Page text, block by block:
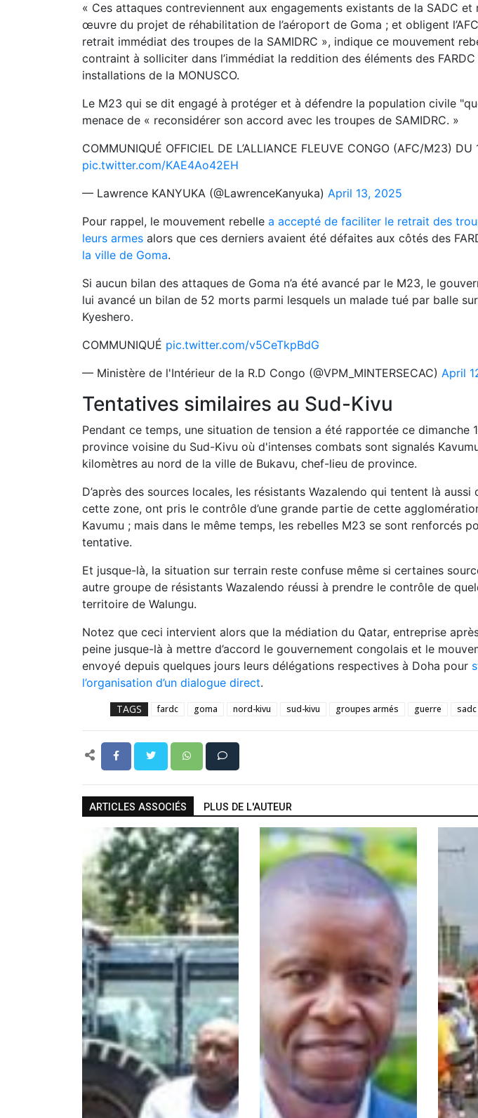
« Ces attaques contreviennent aux engagements existants de la SADC et
œuvre du projet de réhabilitation de l’aéroport de Goma ; et obligent
retrait immédiat des troupes de la SAMIDRC », indique ce mouvement
contraint à solliciter dans l’immédiat la reddition des éléments des
installations de la MONUSCO.
Le M23 qui se dit engagé à protéger et à défendre la population civile
menace de « reconsidérer son accord avec les troupes de SAMIDRC. »
COMMUNIQUÉ OFFICIEL DE L’ALLIANCE FLEUVE CONGO (AFC/M23)
pic.twitter.com/KAE4Ao42EH
— Lawrence KANYUKA (@LawrenceKanyuka) April 13, 2025
Pour rappel, le mouvement rebelle a accepté de faciliter le retrait des
leurs armes alors que ces derniers avaient été défaites aux côtés des
la ville de Goma.
Si aucun bilan des attaques de Goma n’a été avancé par le M23, le
lui avancé un bilan de 52 morts parmi lesquels un malade tué par balle
Kyeshero.
COMMUNIQUÉ pic.twitter.com/v5CeTkpBdG
— Ministère de l'Intérieur de la R.D Congo (@VPM_MINTERSECAC) April
Tentatives similaires au Sud-Kivu
Pendant ce temps, une situation de tension a été rapportée ce dimanche
province voisine du Sud-Kivu où d'intenses combats sont signalés
kilomètres au nord de la ville de Bukavu, chef-lieu de province.
D’après des sources locales, les résistants Wazalendo qui tentent là
cette zone, ont pris le contrôle d’une grande partie de cette
Kavumu ; mais dans le même temps, les rebelles M23 se sont renforcés
tentative.
Et jusque-là, la situation sur terrain reste confuse même si certaines
autre groupe de résistants Wazalendo réussi à prendre le contrôle de
territoire de Walungu.
Notez que ceci intervient alors que la médiation du Qatar, entreprise
peine jusque-là à mettre d’accord le gouvernement congolais et le
envoyé depuis quelques jours leurs délégations respectives à Doha pour
l’organisation d’un dialogue direct.
TAGS fardc goma nord-kivu sud-kivu groupes armés guerre sadc
ARTICLES ASSOCIÉS PLUS DE L'AUTEUR